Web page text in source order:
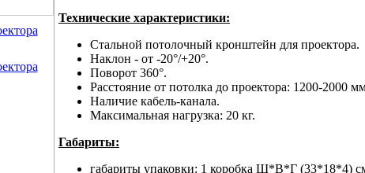
Технические характеристики:
Стальной потолочный кронштейн для проектора.
Наклон - от -20°/+20°.
Поворот 360°.
Расстояние от потолка до проектора: 1200-2000
Наличие кабель-канала.
Максимальная нагрузка: 20 кг.
Габариты:
габариты упаковки: 1 коробка Ш*В*Г (33*18*4)